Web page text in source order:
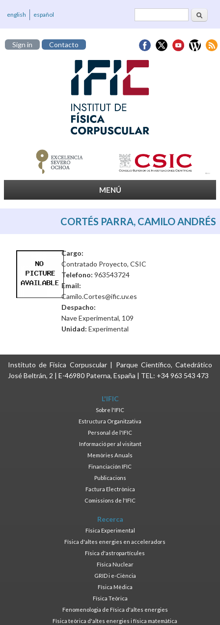
Formulari deCerca
english español
Sign in Contacto
MENÚ
CORTÉS PARRA, CAMILO ANDRÉS
Cargo:
Contratado Proyecto, CSIC
Telefono: 963543724
Email:
Camilo.Cortes@ific.uv.es
Despacho:
Nave Experimental, 109
Unidad: Experimental
Instituto de Física Corpuscular | Parque Científico, Catedrático
José Beltrán, 2 | E-46980 Paterna, España | TEL: +34 963 543 473
L'IFIC
Sobre l'IFIC
Estructura Organitzativa
Personal de l'IFIC
Informació per al visitant
Memòries Anuals
Financiación IFIC
Publicacions
Factura Electrònica
Comissions de l'IFIC
Recerca
Física Experimental
Física d'altes energies en acceleradors
Física d'astropartícules
Física Nuclear
GRID i e-Ciència
Física Mèdica
Física Teòrica
Fenomenologia de Física d'altes energies
Física teòrica d'altes energies i física matemàtica